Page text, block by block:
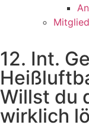
12. Int.
Willst du
wirklich